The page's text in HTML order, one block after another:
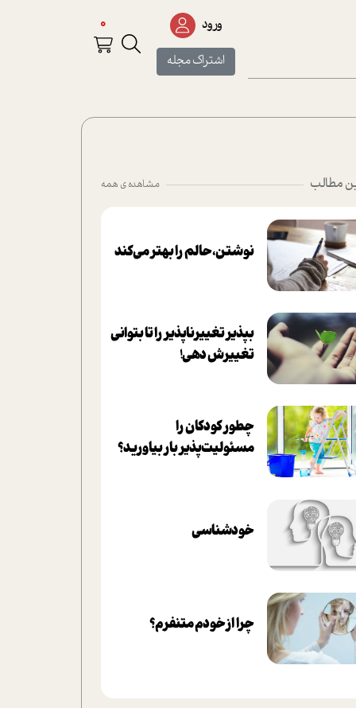
ورود
اشتراک مجله
0
مطالب مشاهده ی همه
نوشتن، حالم را بهتر می‌کند
بپذير تغييرناپذير را تا بتواني
تغييرش دهي!‏
چطور کودکان را
مسئولیت‌پذیر بار بیاورید؟
خودشناسی
چرا از خودم متنفرم؟